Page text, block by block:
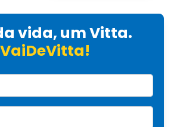
vida, um Vitta.